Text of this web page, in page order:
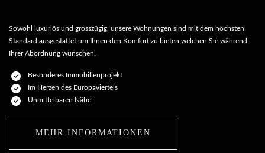
Sowohl luxuriös und grosszügig, unsere Wohnungen sind mit dem höchsten
Standard ausgestattet um Ihnen den Komfort zu bieten welchen Sie während
Ihrer Abordnung wünschen.
Besonderes Immobilienprojekt
Im Herzen des Europaviertels
Unmittelbaren Nähe
MEHR INFORMATIONEN